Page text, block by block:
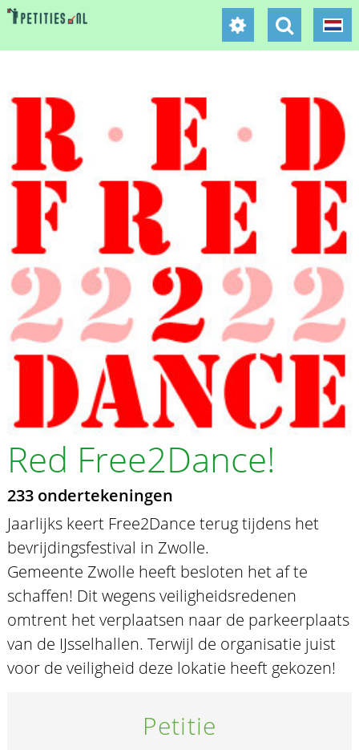
Red Free2Dance!
233 ondertekeningen
Jaarlijks keert Free2Dance terug tijdens het
bevrijdingsfestival in Zwolle.
Gemeente Zwolle heeft besloten het af te
schaffen! Dit wegens veiligheidsredenen
omtrent het verplaatsen naar de parkeerplaats
van de IJsselhallen. Terwijl de organisatie juist
voor de veiligheid deze lokatie heeft gekozen!
Petitie